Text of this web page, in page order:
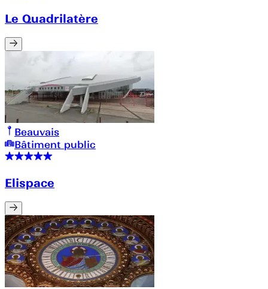
Le Quadrilatère
Beauvais
Bâtiment public
Elispace